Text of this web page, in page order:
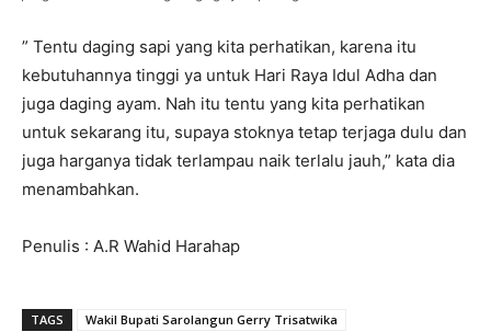
” Tentu daging sapi yang kita perhatikan, karena itu
kebutuhannya tinggi ya untuk Hari Raya Idul Adha dan
juga daging ayam. Nah itu tentu yang kita perhatikan
untuk sekarang itu, supaya stoknya tetap terjaga dulu dan
juga harganya tidak terlampau naik terlalu jauh,” kata dia
menambahkan.
Penulis : A.R Wahid Harahap
TAGS Wakil Bupati Sarolangun Gerry Trisatwika